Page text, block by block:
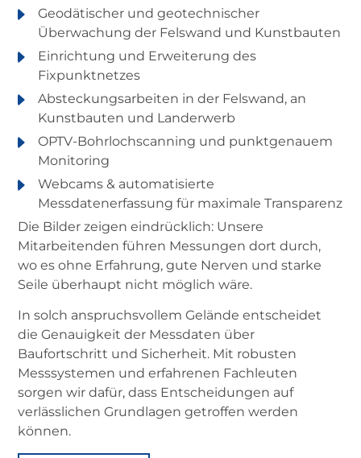
Geodätischer und geotechnischer
Überwachung der Felswand und Kunstbauten
Einrichtung und Erweiterung des
Fixpunktnetzes
Absteckungsarbeiten in der Felswand, an
Kunstbauten und Landerwerb
OPTV-Bohrlochscanning und punktgenauem
Monitoring
Webcams & automatisierte
Messdatenerfassung für maximale Transparenz
Die Bilder zeigen eindrücklich: Unsere
Mitarbeitenden führen Messungen dort durch,
wo es ohne Erfahrung, gute Nerven und starke
Seile überhaupt nicht möglich wäre.
In solch anspruchsvollem Gelände entscheidet
die Genauigkeit der Messdaten über
Baufortschritt und Sicherheit. Mit robusten
Messsystemen und erfahrenen Fachleuten
sorgen wir dafür, dass Entscheidungen auf
verlässlichen Grundlagen getroffen werden
können.